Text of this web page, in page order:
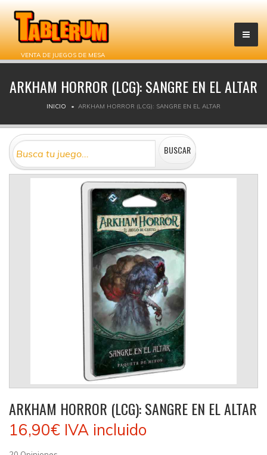
VENTA DE JUEGOS DE MESA
ARKHAM HORROR (LCG): SANGRE EN EL ALTAR
INICIO ARKHAM HORROR (LCG): SANGRE EN EL ALTAR
ARKHAM HORROR (LCG): SANGRE EN EL ALTAR
16,90€ IVA incluido